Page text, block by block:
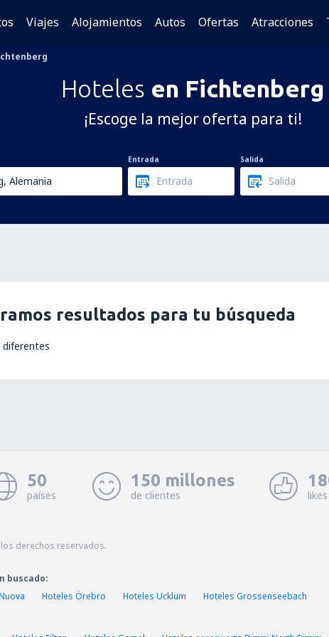
Viajes Alojamientos Autos Ofertas Atracciones
Hoteles en Fichtenberg
¡Escoge la mejor oferta para ti!
Entrada Salida
resultados para tu búsqueda
50
países
150 millones
de clientes likes
derechos reservados.
buscado:
Hoteles Örebro Hoteles Ucklum
Hoteles Grossenseebach